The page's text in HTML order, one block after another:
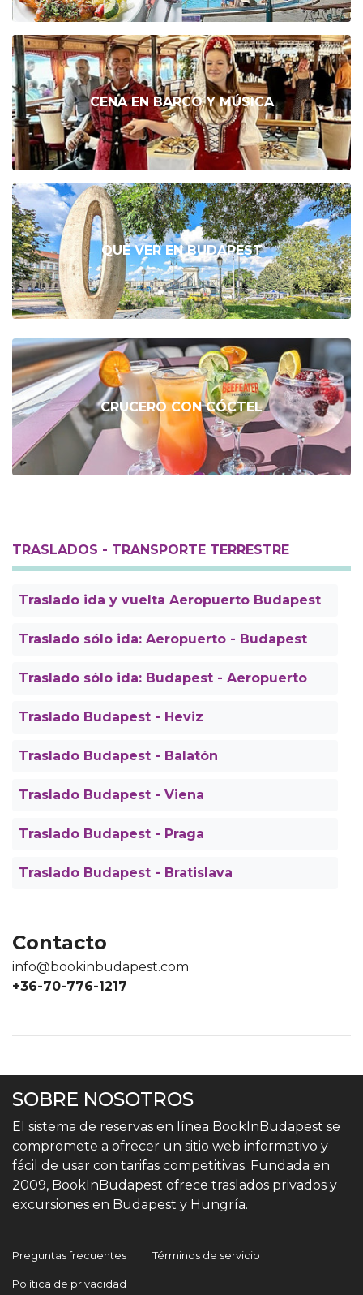
CENA EN BARCO Y MÚSICA
QUÉ VER EN BUDAPEST
CRUCERO CON CÓCTEL
TRASLADOS - TRANSPORTE TERRESTRE
Traslado ida y vuelta Aeropuerto Budapest
Traslado sólo ida: Aeropuerto - Budapest
Traslado sólo ida: Budapest - Aeropuerto
Traslado Budapest - Heviz
Traslado Budapest - Balatón
Traslado Budapest - Viena
Traslado Budapest - Praga
Traslado Budapest - Bratislava
Contacto
info@bookinbudapest.com
+36-70-776-1217
SOBRE NOSOTROS
El sistema de reservas en línea BookInBudapest se
compromete a ofrecer un sitio web informativo y
fácil de usar con tarifas competitivas. Fundada en
2009, BookInBudapest ofrece traslados privados y
excursiones en Budapest y Hungría.
Preguntas frecuentes Términos de servicio
Política de privacidad